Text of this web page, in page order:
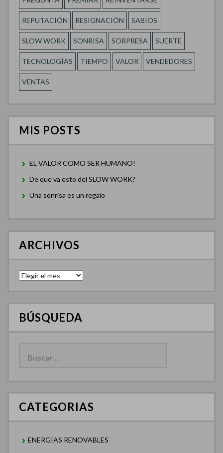
REPUTACIÓN RESIGNACIÓN SABIOS
SLOW WORK SONRISA SORPRESA SUERTE
TECNOLOGÍAS TIEMPO VALOR VENDEDORES
VENTAS
MIS POSTS
EL VALOR COMO SER HUMANO!
De que va esto del SLOW WORK?
Una sonrisa es un regalo
ARCHIVOS
Archivos
BÚSQUEDA
CATEGORIAS
ENERGÍAS RENOVABLES